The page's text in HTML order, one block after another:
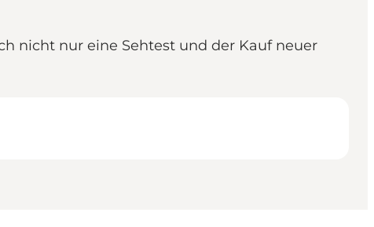
nicht nur eine Sehtest und der Kauf neuer